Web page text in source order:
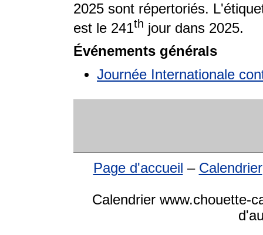
2025 sont répertoriés.
est le 241th jour dans 2025.
Événements générals
Journée Internationale
Page d'accueil – Calendrier
Calendrier www.chouette-